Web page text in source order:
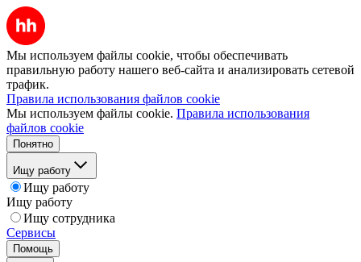
Мы используем файлы cookie, чтобы обеспечивать
правильную работу нашего веб-сайта и анализировать сетевой
трафик.
Правила использования файлов cookie
Мы используем файлы cookie. Правила использования
файлов cookie
Понятно
Ищу работу
Ищу работу
Ищу работу
Ищу сотрудника
Сервисы
Помощь